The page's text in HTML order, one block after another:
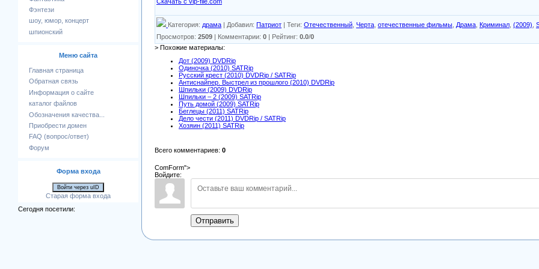
Фэнтези
шоу, юмор, концерт
шпионский
Меню сайта
Главная страница
Обратная связь
Информация о сайте
каталог файлов
Обозначения качества...
Приобрести домен
FAQ (вопрос/ответ)
Форум
Форма входа
Войти через uID
Старая форма входа
Сегодня посетили:
Категория: драма | Добавил: Патриот | Теги: Отечественный Черта отечественные фильмы Драма Криминал (2009)
Просмотров: 2509 | Комментарии: 0 | Рейтинг: 0.0/0
> Похожие материалы:
Дот (2009) DVDRip
Одиночка (2010) SATRip
Русский крест (2010) DVDRip / SATRip
Антиснайпер. Выстрел из прошлого (2010) DVDRip
Шпильки (2009) DVDRip
Шпильки – 2 (2009) SATRip
Путь домой (2009) SATRip
Беглецы (2011) SATRip
Дело чести (2011) DVDRip / SATRip
Хозяин (2011) SATRip
Всего комментариев: 0
ComForm">
Войдите:
Отправить